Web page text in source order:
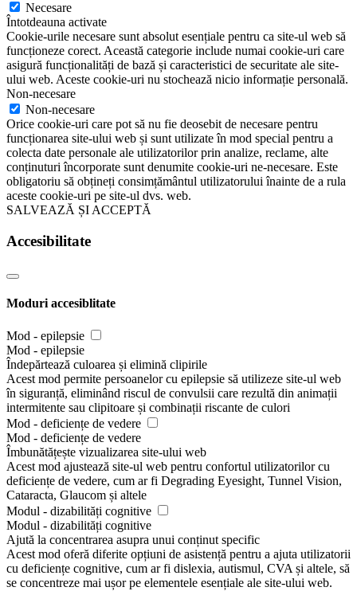
Necesare
Întotdeauna activate
Cookie-urile necesare sunt absolut esențiale pentru ca site-ul web să
funcționeze corect. Această categorie include numai cookie-uri care
asigură funcționalități de bază și caracteristici de securitate ale site-
ului web. Aceste cookie-uri nu stochează nicio informație personală.
Non-necesare
Non-necesare
Orice cookie-uri care pot să nu fie deosebit de necesare pentru
funcționarea site-ului web și sunt utilizate în mod special pentru a
colecta date personale ale utilizatorilor prin analize, reclame, alte
conținuturi încorporate sunt denumite cookie-uri ne-necesare. Este
obligatoriu să obțineți consimțământul utilizatorului înainte de a rula
aceste cookie-uri pe site-ul dvs. web.
SALVEAZĂ ȘI ACCEPTĂ
Accesibilitate
Moduri accesiblitate
Mod - epilepsie
Mod - epilepsie
Îndepărtează culoarea și elimină clipirile
Acest mod permite persoanelor cu epilepsie să utilizeze site-ul web
în siguranță, eliminând riscul de convulsii care rezultă din animații
intermitente sau clipitoare și combinații riscante de culori
Mod - deficiențe de vedere
Mod - deficiențe de vedere
Îmbunătățește vizualizarea site-ului web
Acest mod ajustează site-ul web pentru confortul utilizatorilor cu
deficiențe de vedere, cum ar fi Degrading Eyesight, Tunnel Vision,
Cataracta, Glaucom și altele
Modul - dizabilități cognitive
Modul - dizabilități cognitive
Ajută la concentrarea asupra unui conținut specific
Acest mod oferă diferite opțiuni de asistență pentru a ajuta utilizatorii
cu deficiențe cognitive, cum ar fi dislexia, autismul, CVA și altele, să
se concentreze mai ușor pe elementele esențiale ale site-ului web.